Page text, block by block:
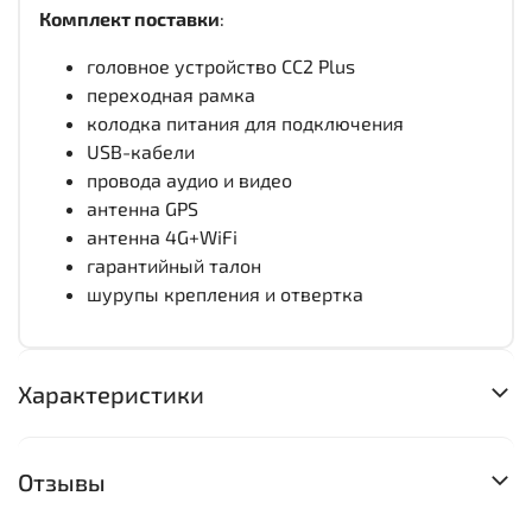
Комплект поставки:
головное устройство CC2 Plus
переходная рамка
колодка питания для подключения
USB-кабели
провода аудио и видео
антенна GPS
антенна 4G+WiFi
гарантийный талон
шурупы крепления и отвертка
Характеристики
Отзывы